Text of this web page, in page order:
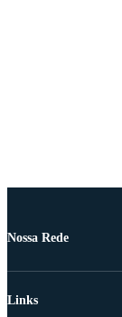
Nossa Rede
Links